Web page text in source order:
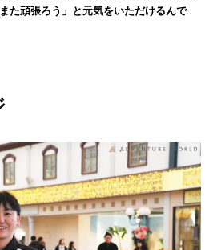
た頑張ろう」と元気をいただけるんで